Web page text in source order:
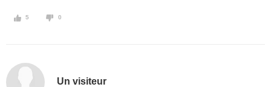
5 0
Un visiteur